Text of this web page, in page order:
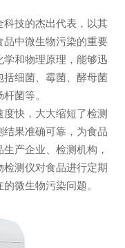
技的杰出代表，以其
中微生物污染的重要
和物理原理，能够迅
细菌、霉菌、酵母菌
菌等。
快，大大缩短了检测
果准确可靠，为食品
产企业、检测机构，
测仪对食品进行定期
微生物污染问题。